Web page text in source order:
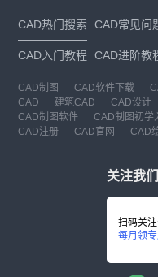
CAD热门搜索 CAD常见问
CAD入门教程 CAD进阶教
CAD制图 CAD软件下载
CAD
建筑CAD CAD设计
CAD制图软件
CAD制图初学
CAD注册
CAD官网 CAD
关注我们
扫码关
每月领